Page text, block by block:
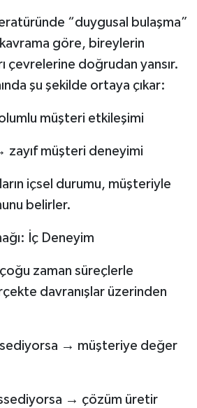
“duygusal bulaşma”
göre, bireylerin
çevrelerine doğrudan yansır.
şu şekilde ortaya çıkar:
müşteri etkileşimi
zayıf müşteri deneyimi
içsel durumu, müşteriyle
belirler.
İç Deneyim
zaman süreçlerle
davranışlar üzerinden
→ müşteriye değer
→ çözüm üretir